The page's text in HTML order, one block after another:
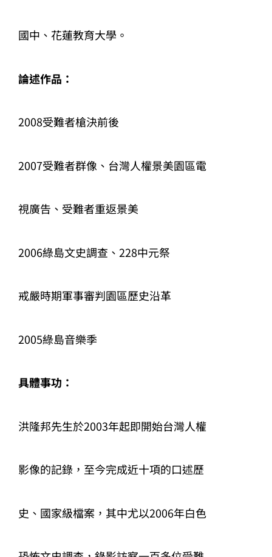
國中、花蓮教育大學。
論述作品：
2008受難者槍決前後
2007受難者群像、台灣人權景美園區電
視廣告、受難者重返景美
2006綠島文史調查、228中元祭
戒嚴時期軍事審判園區歷史沿革
2005綠島音樂季
具體事功：
洪隆邦先生於2003年起即開始台灣人權
影像的記錄，至今完成近十項的口述歷
史、國家級檔案，其中尤以2006年白色